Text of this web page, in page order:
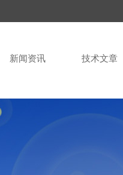
新闻资讯 技术文章